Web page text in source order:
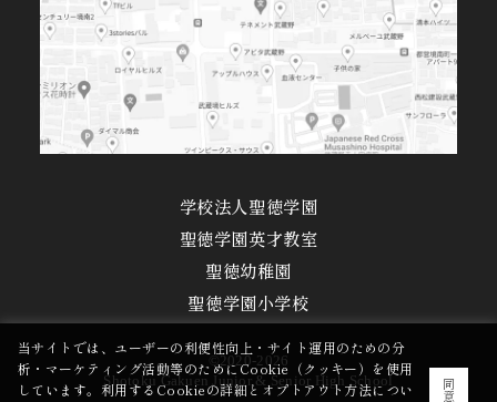
学校法人聖徳学園
聖徳学園英才教室
聖徳幼稚園
聖徳学園小学校
©2020-2026
Shotoku Gakuen Junior & Senior High School
当サイトでは、ユーザーの利便性向上・サイト運用のための分
析・マーケティング活動等のためにCookie（クッキー）を使用
しています。利用するCookieの詳細とオプトアウト方法につい
同
意